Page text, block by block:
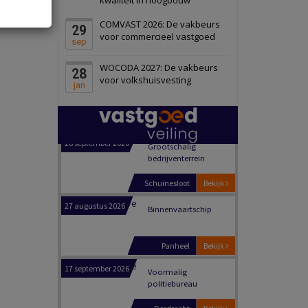
29
sep
COMVAST 2026: De vakbeurs
voor commercieel vastgoed
28
jan
WOCODA 2027: De vakbeurs
voor volkshuisvesting
Schiedam
22 september 2026 Attractiepark
Bekijk
Oranje
28 september 2026
bedrijventerrein
Schuinesloot
Binnenvaartschip
politiebureau
Voormalig
politiebureau